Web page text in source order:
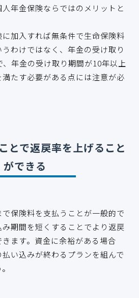
年金保険ならではのメリットと
加入すれば無条件で生命保険料
わけではなく、年金の受け取り
年金の受け取り期間が10年以上
たす必要がある点には注意が必
とで返戻率を上げること
ができる
保険料を支払うことが一般的で
期間を短くすることでより返戻
ます。資金に余裕がある場合
い込みが終わるプランを組んで